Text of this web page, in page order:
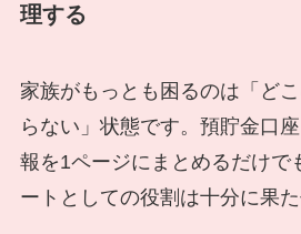
理する
家族がもっとも困るのは「ど
らない」状態です。預貯金口
報を1ページにまとめるだけで
ートとしての役割は十分に果た